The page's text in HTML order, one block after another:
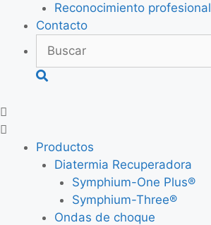
Reconocimiento profesional
Contacto
Productos
Diatermia Recuperadora
Symphium-One Plus®
Symphium-Three®
Ondas de choque